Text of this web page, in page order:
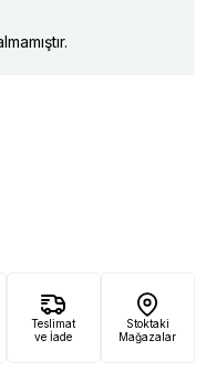
Teslimat
ve İade
Stoktaki
Mağazalar